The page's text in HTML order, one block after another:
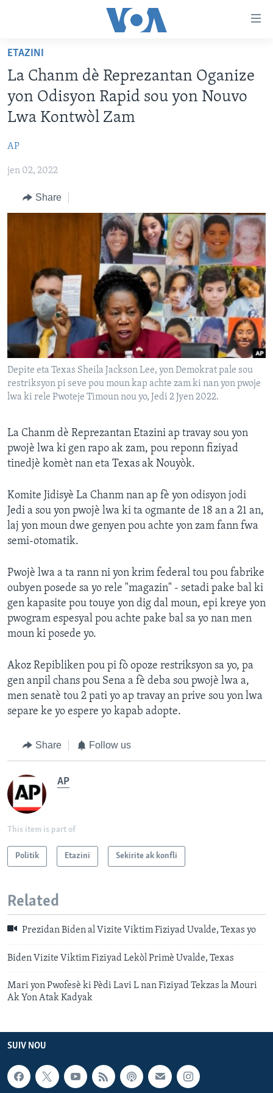
Skip
main
content
Skip
to
main
Skip
Search
LÈZETAZINI
AMERIK LATIN
VIDEO
FLASHPOINT IKRÈN
Learning English
Languages
ETAZINI
La Chanm dè Reprezantan Oganize
yon Odisyon Rapid sou yon Nouvo
Lwa Kontwòl Zam
AP
jen 02, 2022
Share
Depite eta Texas Sheila Jackson Lee, yon Demokrat pale sou
restriksyon pi seve pou moun kap achte zam ki nan yon pwoje
lwa ki rele Pwoteje Timoun nou yo, Jedi 2 Jyen 2022.
La Chanm dè Reprezantan Etazini ap travay sou yon
pwojè lwa ki gen rapo ak zam, pou reponn fiziyad
tinedjè komèt nan eta Texas ak Nouyòk.
Komite Jidisyè La Chanm nan ap fè yon odisyon jodi
Jedi a sou yon pwojè lwa ki ta ogmante de 18 an a 21 an,
laj yon moun dwe genyen pou achte yon zam fann fwa
semi-otomatik.
Pwojè lwa a ta rann ni yon krim federal tou pou fabrike
oubyen posede sa yo rele "magazin" - setadi pake bal ki
gen kapasite pou touye yon dig dal moun, epi kreye yon
pwogram espesyal pou achte pake bal sa yo nan men
moun ki posede yo.
Akoz Repibliken pou pi fò opoze restriksyon sa yo, pa
gen anpil chans pou Sena a fè deba sou pwojè lwa a,
men senatè tou 2 pati yo ap travay an prive sou yon lwa
separe ke yo espere yo kapab adopte.
Share Follow us
AP
This item is part of
Politik Etazini Sekirite ak konfli
Related
Prezidan Biden al Vizite Viktim Fiziyad Uvalde, Texas yo
Biden Vizite Viktim Fiziyad Lekòl Primè Uvalde, Texas
Mari yon Pwofesè ki Pèdi Lavi L nan Fiziyad Tekzas la Mouri
Ak Yon Atak Kadyak
SUIV NOU